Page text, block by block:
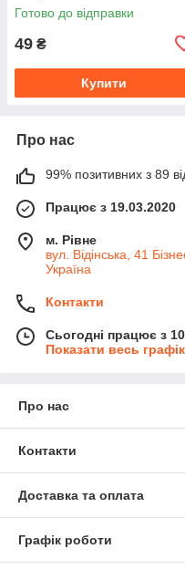
Готово до відправки
49 ₴
Купити
Про нас
99% позитивних з 89
Працює з 19.03.2020
м. Рівне
вул. Відінська, 41
Україна
Контакти
Сьогодні працює з
Показати весь
Про нас
Контакти
Доставка та оплата
Графік роботи